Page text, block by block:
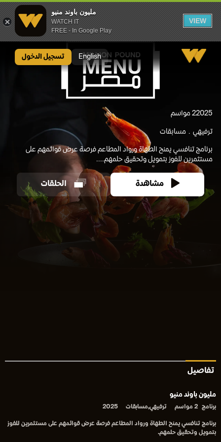
مليون باوند منيو
WATCH IT
FREE - In Google Play
VIEW
English تسجيل الدخول
20252 مواسم
ترفيهي مسابقات
برنامج تنافسي يمنح الطهاة ورواد المطاعم فرصة عرض قوائمهم على
مستثمرين للفوز بتمويل وتحقيق حلمهم....
مشاهدة الحلقات
تفاصيل
مليون باوند منيو
برنامج 2 مواسم ترفيهي,مسابقات 2025
برنامج تنافسي يمنح الطهاة ورواد المطاعم فرصة عرض قوائمهم على مستثمرين للفوز
بتمويل وتحقيق حلمهم.